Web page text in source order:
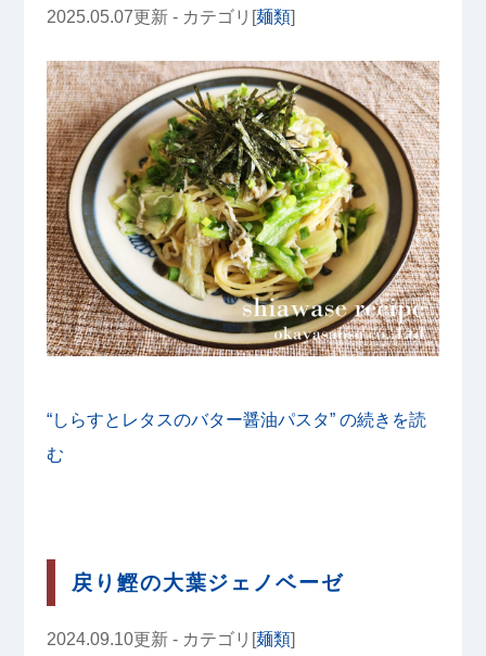
2025.05.07更新 - カテゴリ[麺類]
“しらすとレタスのバター醤油パスタ” の続きを読
む
戻り鰹の大葉ジェノベーゼ
2024.09.10更新 - カテゴリ[麺類]